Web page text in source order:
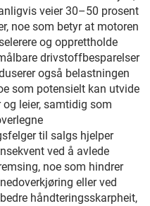
veier 30–50 prosent
noe som betyr at motoren
og opprettholde
drivstoffbesparelser
også belastningen
som potensielt kan utvide
leier, samtidig som
til salgs hjelper
ved å avlede
noe som hindrer
eller ved
håndteringsskarpheit,